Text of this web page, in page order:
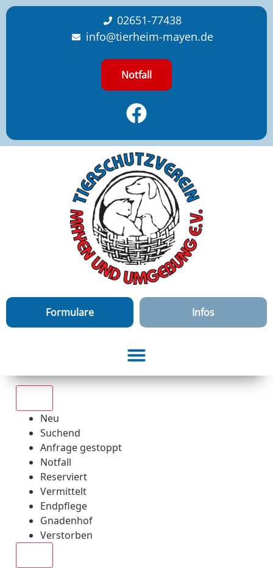
content
02651-77438
info@tierheim-mayen.de
Notfall
Formulare Infos
Neu
Suchend
Anfrage gestoppt
Notfall
Reserviert
Vermittelt
Endpflege
Gnadenhof
Verstorben